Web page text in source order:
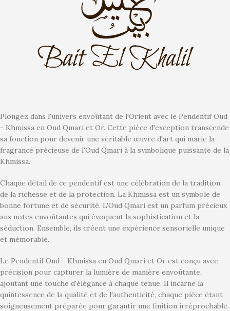
Plongez dans l'univers envoûtant de l'Orient avec le Pendentif Oud
- Khmissa en Oud Qmari et Or. Cette pièce d'exception transcende
sa fonction pour devenir une véritable œuvre d'art qui marie la
fragrance précieuse de l'Oud Qmari à la symbolique puissante de la
Khmissa.
Chaque détail de ce pendentif est une célébration de la tradition,
de la richesse et de la protection. La Khmissa est un symbole de
bonne fortune et de sécurité. L'Oud Qmari est un parfum précieux
aux notes envoûtantes qui évoquent la sophistication et la
séduction. Ensemble, ils créent une expérience sensorielle unique
et mémorable.
Le Pendentif Oud - Khmissa en Oud Qmari et Or est conçu avec
précision pour capturer la lumière de manière envoûtante,
ajoutant une touche d'élégance à chaque tenue. Il incarne la
quintessence de la qualité et de l'authenticité, chaque pièce étant
soigneusement préparée pour garantir une finition irréprochable.